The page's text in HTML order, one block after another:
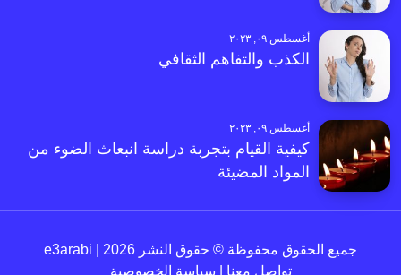
أغسطس ٠٩, ٢٠٢٣
الكذب والتفاهم الثقافي
أغسطس ٠٩, ٢٠٢٣
كيفية القيام بتجربة دراسة انبعاث الضوء من
المواد المضيئة
جميع الحقوق محفوظة © حقوق النشر 2026 | e3arabi
تواصل معنا
سياسة الخصوصية